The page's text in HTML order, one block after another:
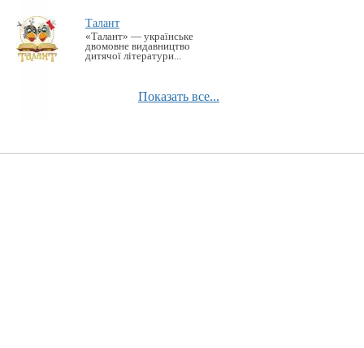
Талант
«Талант» — українське
двомовне видавництво
дитячої літератури...
Показать все...